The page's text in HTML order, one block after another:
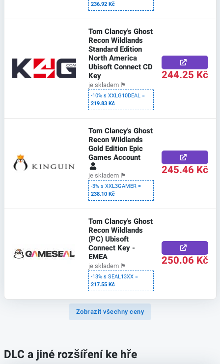
236.92 Kč
Tom Clancy's Ghost
Recon Wildlands
Standard Edition
North America
Ubisoft Connect CD
Key
je skladem 🏴
-10% s XXLG10DEAL =
219.83 Kč
244.25 Kč
Tom Clancy's Ghost
Recon Wildlands
Gold Edition Epic
Games Account
je skladem 🏴
-3% s XXL3GAMER =
238.10 Kč
245.46 Kč
Tom Clancy's Ghost
Recon Wildlands
(PC) Ubisoft
Connect Key -
EMEA
je skladem 🏴
-13% s SEAL13XX =
217.55 Kč
250.06 Kč
Zobrazit všechny ceny
DLC a jiné rozšíření ke hře